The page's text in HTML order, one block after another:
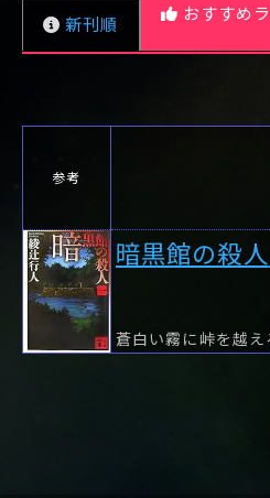
は行
は ふ へ
ハ行
ハ ヒ
新刊順 おすすめ
参考
暗黒館の殺人